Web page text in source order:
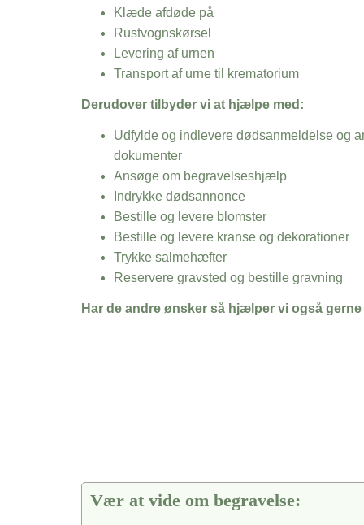
Klæde afdøde på
Rustvognskørsel
Levering af urnen
Transport af urne til krematorium
Derudover tilbyder vi at hjælpe med:
Udfylde og indlevere dødsanmeldelse og
dokumenter
Ansøge om begravelseshjælp
Indrykke dødsannonce
Bestille og levere blomster
Bestille og levere kranse og dekorationer
Trykke salmehæfter
Reservere gravsted og bestille gravning
Har de andre ønsker så hjælper vi også gerne
Vær at vide om begravelse: